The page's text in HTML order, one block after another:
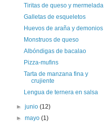
Tiritas de queso y mermelada
Galletas de esqueletos
Huevos de araña y demonios
Monstruos de queso
Albóndigas de bacalao
Pizza-mufins
Tarta de manzana fina y
crujiente
Lengua de ternera en salsa
►junio(12)
►mayo(1)